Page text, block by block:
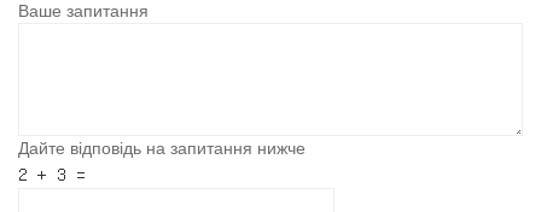
Ваше запитання
Дайте відповідь на запитання нижче